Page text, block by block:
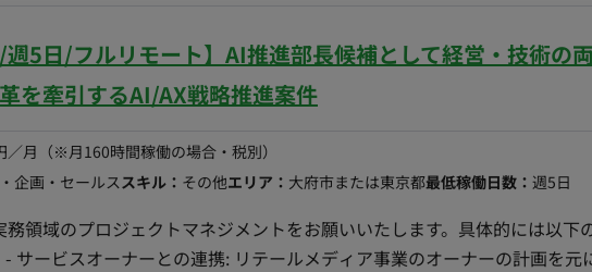
5日/フルリモート】AI推進部長候補として経営・技術の
を牽引するAI/AX戦略推進案件
／月 （※月160時間稼働の場合・税別）
企画・セールススキル： その他エリア： 大府市または東京都最低稼働日数： 週5日
務領域のプロジェクトマネジメントをお願いいたします。具体的には以下